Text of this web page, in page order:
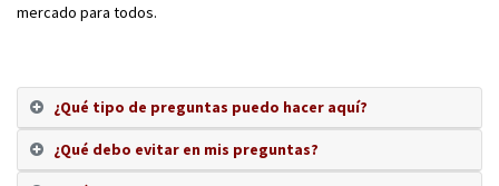
mercado para todos.
¿Qué tipo de preguntas puedo hacer aquí?
¿Qué debo evitar en mis preguntas?